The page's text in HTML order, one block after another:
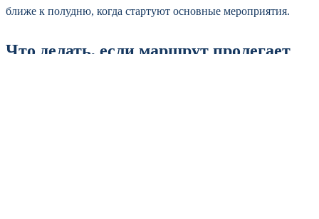
ближе к полудню, когда стартуют основные мероприятия.
Что делать, если маршрут пролегает